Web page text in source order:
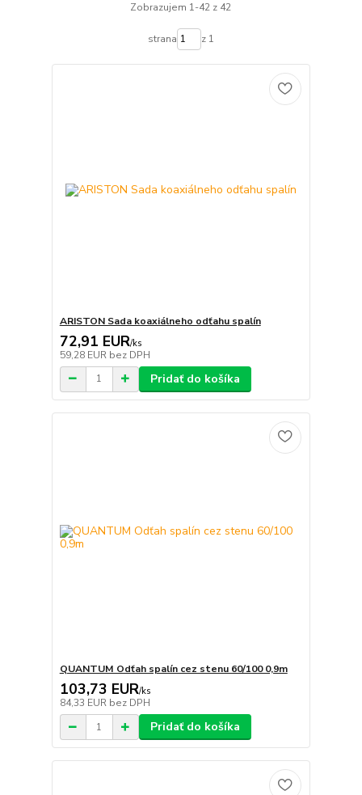
Zobrazujem 1-42 z 42
strana z 1
ARISTON Sada koaxiálneho odťahu spalín
72,91 EUR/ks
59,28 EUR bez DPH
Pridať do košíka
QUANTUM Odťah spalín cez stenu 60/100 0,9m
103,73 EUR/ks
84,33 EUR bez DPH
Pridať do košíka